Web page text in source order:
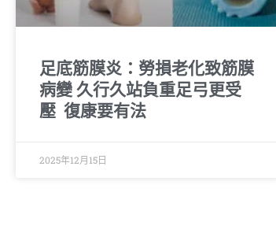
足底筋膜炎：勞損老化致筋膜
病變 久行久站負重足弓更受
壓 復康要有法
2025年12月15日